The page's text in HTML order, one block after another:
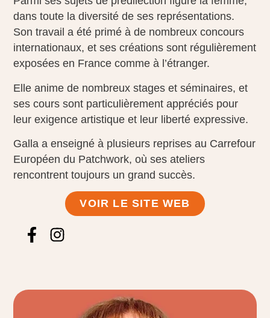
dans toute la diversité de ses représentations.
Son travail a été primé à de nombreux concours
internationaux, et ses créations sont régulièrement
exposées en France comme à l’étranger.
Elle anime de nombreux stages et séminaires, et
ses cours sont particulièrement appréciés pour
leur exigence artistique et leur liberté expressive.
Galla a enseigné à plusieurs reprises au Carrefour
Européen du Patchwork, où ses ateliers
rencontrent toujours un grand succès.
VOIR LE SITE WEB